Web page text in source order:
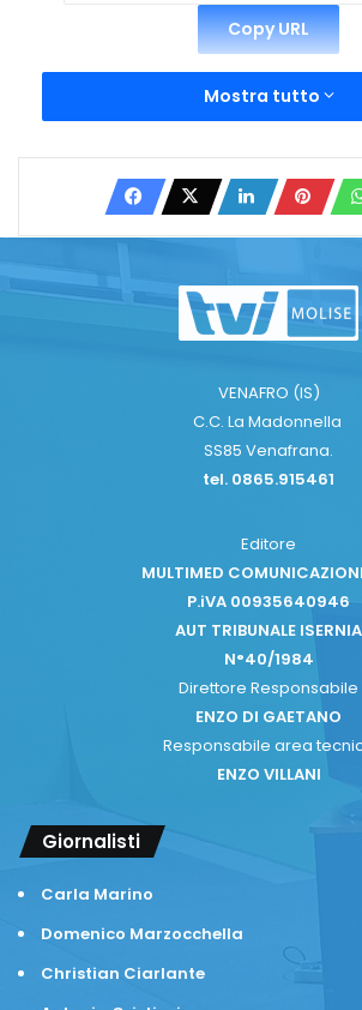
Copy URL
Mostra tutto
VENAFRO (IS)
C.C. La Madonnella
SS85 Venafrana.
tel. 0865.915461
Editore
MULTIMED
P.iVA 00935640946
AUT TRIBUNALE ISERNIA
N°40/1984
Direttore Responsabile
ENZO DI GAETANO
Responsabile area
ENZO VILLANI
Giornalisti
Carla Marino
Domenico Marzocchella
Christian Ciarlante